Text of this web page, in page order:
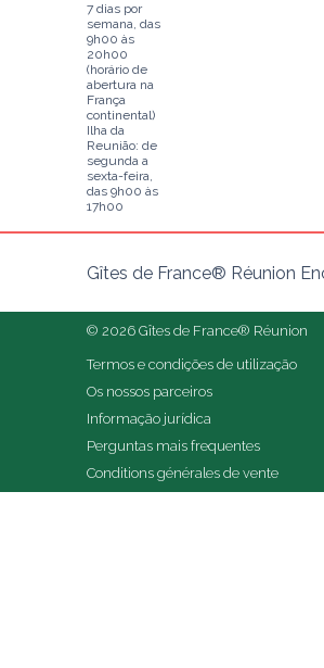
7 dias por
semana, das
9h00 às
20h00
(horário de
abertura na
França
continental)
Ilha da
Reunião: de
segunda a
sexta-feira,
das 9h00 às
17h00
Gîtes de France® Réunion
© 2026 Gîtes de France® Réunion
Termos e condições de utilização
Os nossos parceiros
Informação jurídica
Perguntas mais frequentes
Conditions générales de vente